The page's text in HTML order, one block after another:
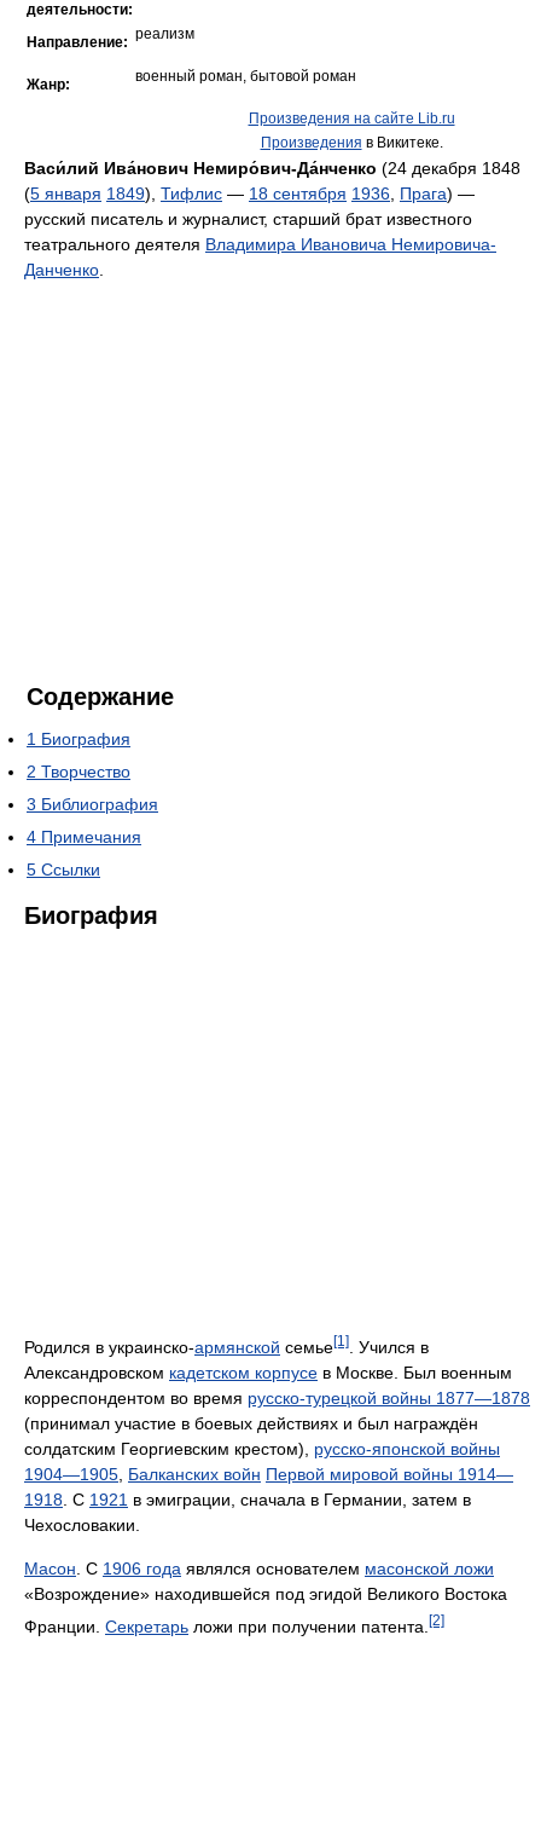
деятельности:
Направление: реализм
Жанр: военный роман, бытовой роман
Произведения на сайте Lib.ru
Произведения в Викитеке.
Васи́лий Ива́нович Немиро́вич-Да́нченко (24 декабря 1848
(5 января 1849), Тифлис — 18 сентября 1936 Прага) —
русский писатель и журналист, старший брат известного
театрального деятеля Владимира Ивановича Немировича-
Данченко
Содержание
1 Биография
2 Творчество
3 Библиография
4 Примечания
5 Ссылки
Биография
Родился в украинско-армянской семье[1]
. Учился в
Александровском кадетском корпусе в Москве. Был военным
корреспондентом во время русско-турецкой войны 1877—1878
(принимал участие в боевых действиях и был награждён
солдатским Георгиевским крестом), русско-японской войны
1904—1905 Балканских войн Первой мировой войны 1914—
1918 . С 1921 в эмиграции, сначала в Германии, затем в
Чехословакии.
Масон . С 1906 года являлся основателем масонской ложи
«Возрождение» находившейся под эгидой Великого Востока
Франции. Секретарь ложи при получении патента. [2]